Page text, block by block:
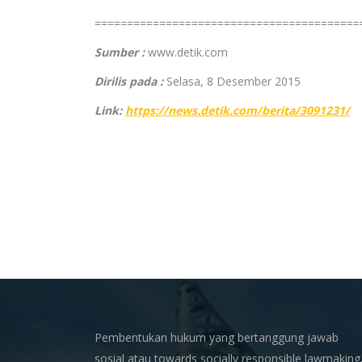
Sumber :www.detik.com
Dirilis pada :Selasa, 8 Desember 2015
Link: https://news.detik.com/berita/3091231/
Pembentukan hukum yang bertanggung jawab
sosial atau towards socially responsible lawmaking.